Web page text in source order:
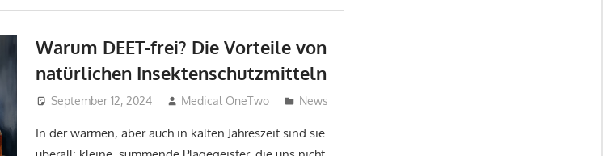
Warum DEET-frei? Die Vorteile von
natürlichen Insektenschutzmitteln
September 12, 2024 Medical OneTwo News
In der warmen, aber auch in kalten Jahreszeit sind sie